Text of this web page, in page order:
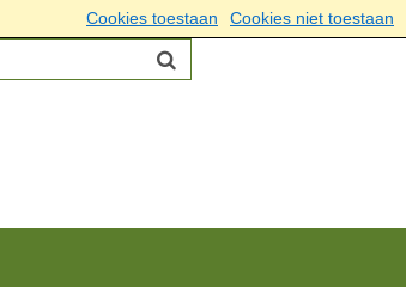
Cookies toestaan Cookies niet toestaan